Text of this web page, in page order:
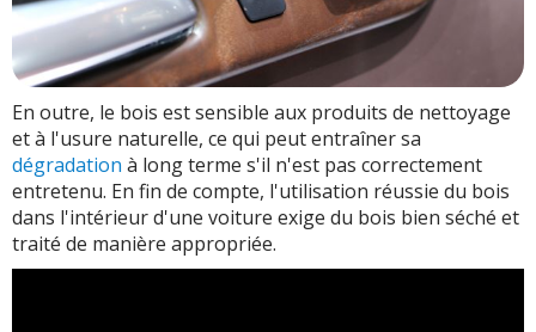
En outre, le bois est sensible aux produits de nettoyage
et à l'usure naturelle, ce qui peut entraîner sa
dégradation à long terme s'il n'est pas correctement
entretenu. En fin de compte, l'utilisation réussie du bois
dans l'intérieur d'une voiture exige du bois bien séché et
traité de manière appropriée.